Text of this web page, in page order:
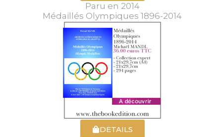
Paru en 2014
Médaillés Olympiques 1896-2014
DETAILS